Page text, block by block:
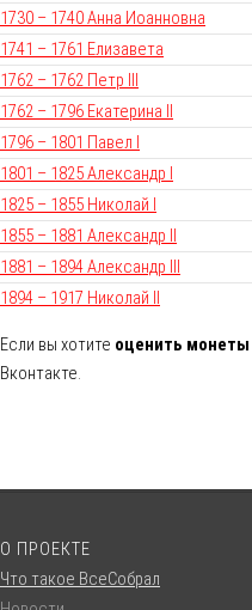
1730 – 1740 Анна Иоанновна
1741 – 1761 Елизавета
1762 – 1762 Петр III
1762 – 1796 Екатерина II
1796 – 1801 Павел I
1801 – 1825 Александр I
1825 – 1855 Николай I
1855 – 1881 Александр II
1881 – 1894 Александр III
1894 – 1917 Николай II
Если вы хотите оценить монеты
Вконтакте.
О ПРОЕКТЕ
Что такое ВсеСобрал